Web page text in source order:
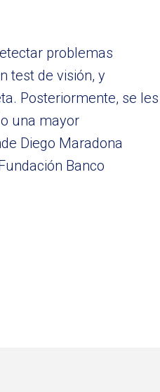
problemas
test de visión, y
Posteriormente, se les
una mayor
Diego Maradona
Banco